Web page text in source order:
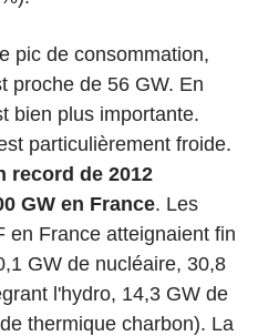
pic de consommation,
proche de 56 GW. En
bien plus importante.
particulièrement froide.
record de 2012
GW en France. Les
en France atteignaient fin
GW de nucléaire, 30,8
l'hydro, 14,3 GW de
thermique charbon). La